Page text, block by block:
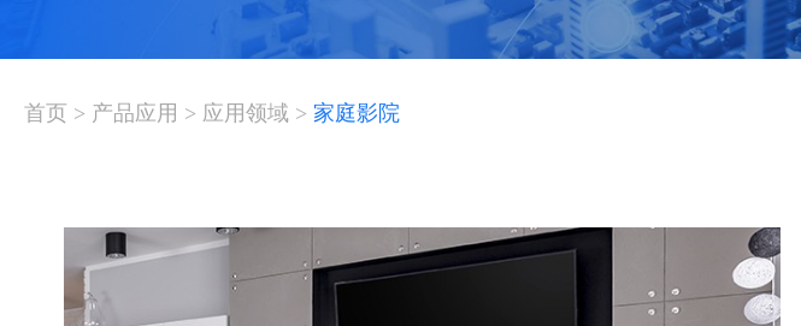
首页 > 产品应用 > 应用领域 > 家庭影院